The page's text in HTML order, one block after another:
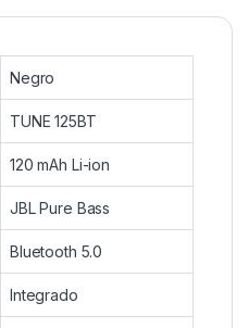
Negro
TUNE 125BT
120 mAh Li-ion
JBL Pure Bass
Bluetooth 5.0
Integrado